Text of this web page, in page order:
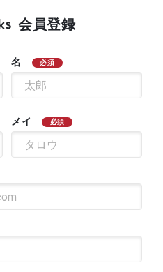
会員登録
名 必須
メイ 必須